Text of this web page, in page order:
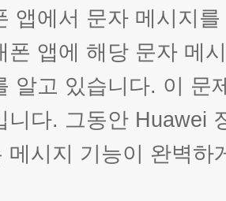
앱에서 문자 메시지
폰 앱에 해당 문자 메
알고 있습니다. 이 문
니다. 그동안 Huawei
메시지 기능이 완벽하